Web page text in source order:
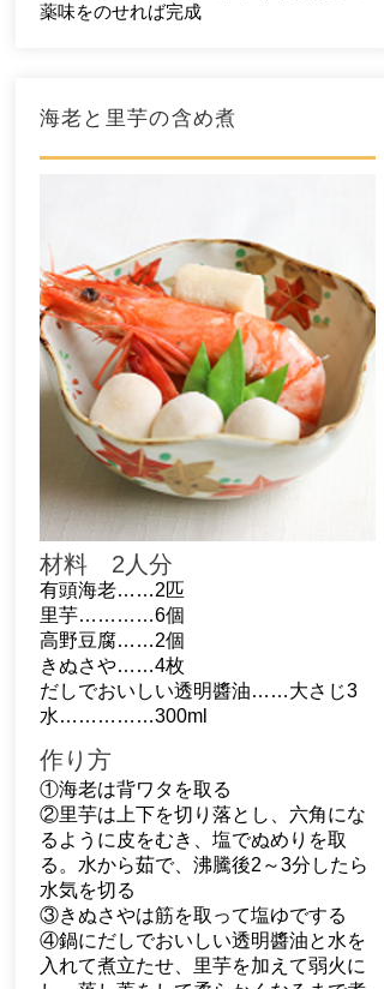
薬味をのせれば完成
​海老と里芋の含め煮
材料 2人分
有頭海老……2匹
里芋…………6個
高野豆腐……2個
きぬさや……4枚
だしでおいしい透明醬油……大さじ3
水……………300ml
作り方
①海老は背ワタを取る
②里芋は上下を切り落とし、六角にな
るように皮をむき、塩でぬめりを取
る。水から茹で、沸騰後2～3分したら
水気を切る
③きぬさやは筋を取って塩ゆでする
④鍋にだしでおいしい透明醬油と水を
入れて煮立たせ、里芋を加えて弱火に